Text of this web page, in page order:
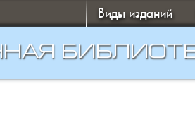
Виды изданий